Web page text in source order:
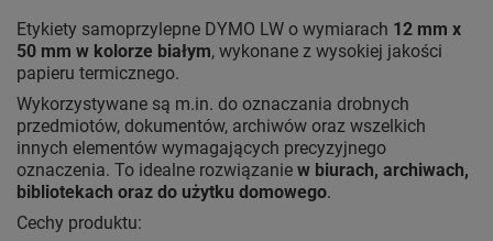
Etykiety samoprzylepne DYMO LW o wymiarach 12 mm x
50 mm w kolorze białym, wykonane z wysokiej jakości
papieru termicznego.
Wykorzystywane są m.in. do oznaczania drobnych
przedmiotów, dokumentów, archiwów oraz wszelkich
innych elementów wymagających precyzyjnego
oznaczenia. To idealne rozwiązanie w biurach, archiwach,
bibliotekach oraz do użytku domowego.
Cechy produktu: